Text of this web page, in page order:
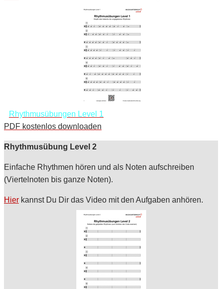
Rhythmusübungen Level 1
PDF kostenlos downloaden
Rhythmusübung Level 2
Einfache Rhythmen hören und als Noten aufschreiben
(Viertelnoten bis ganze Noten).
Hier kannst Du Dir das Video mit den Aufgaben anhören.